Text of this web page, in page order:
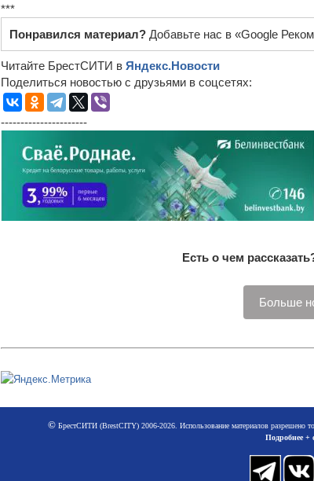
***
Понравился материал? Добавьте нас в «Google
Читайте БрестСИТИ в Яндекс.Новости
Поделиться новостью с друзьями в соцсетях:
----------------------
Есть о чем
Больше
©БрестСИТИ (BrestCITY) 2006-2026. Использование материалов разрешено
Подробнее +